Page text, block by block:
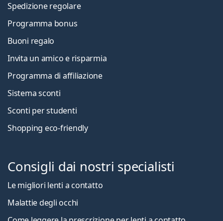
Spedizione regolare
Programma bonus
Buoni regalo
Invita un amico e risparmia
Programma di affiliazione
Sistema sconti
Sconti per studenti
Shopping eco-friendly
Consigli dai nostri specialisti
Le migliori lenti a contatto
Malattie degli occhi